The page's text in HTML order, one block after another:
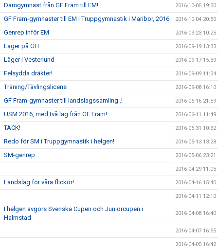
Damgymnast från GF Fram till EM! 2016-10-05 19:30
GF Fram-gymnaster till EM i Truppgymnastik i Maribor, 2016 2016-10-04 20:50
Genrep inför EM 2016-09-23 10:25
Läger på GH 2016-09-19 13:33
Läger i Vesterlund 2016-09-17 15:39
Felsydda dräkter! 2016-09-09 11:34
Träning/Tävlingslicens 2016-09-08 16:10
GF Fram-gymnaster till landslagssamling..! 2016-06-16 21:59
USM 2016, med två lag från GF Fram! 2016-06-11 11:49
TACK! 2016-05-31 10:32
Redo för SM i Truppgymnastik i helgen! 2016-05-13 13:28
SM-genrep 2016-05-06 23:21
2016-04-29 11:05
Landslag för våra flickor! 2016-04-16 15:40
2016-04-11 12:10
I helgen avgörs Svenska Cupen och Juniorcupen i
Halmstad
2016-04-08 16:40
2016-04-07 16:55
2016-04-05 16:42